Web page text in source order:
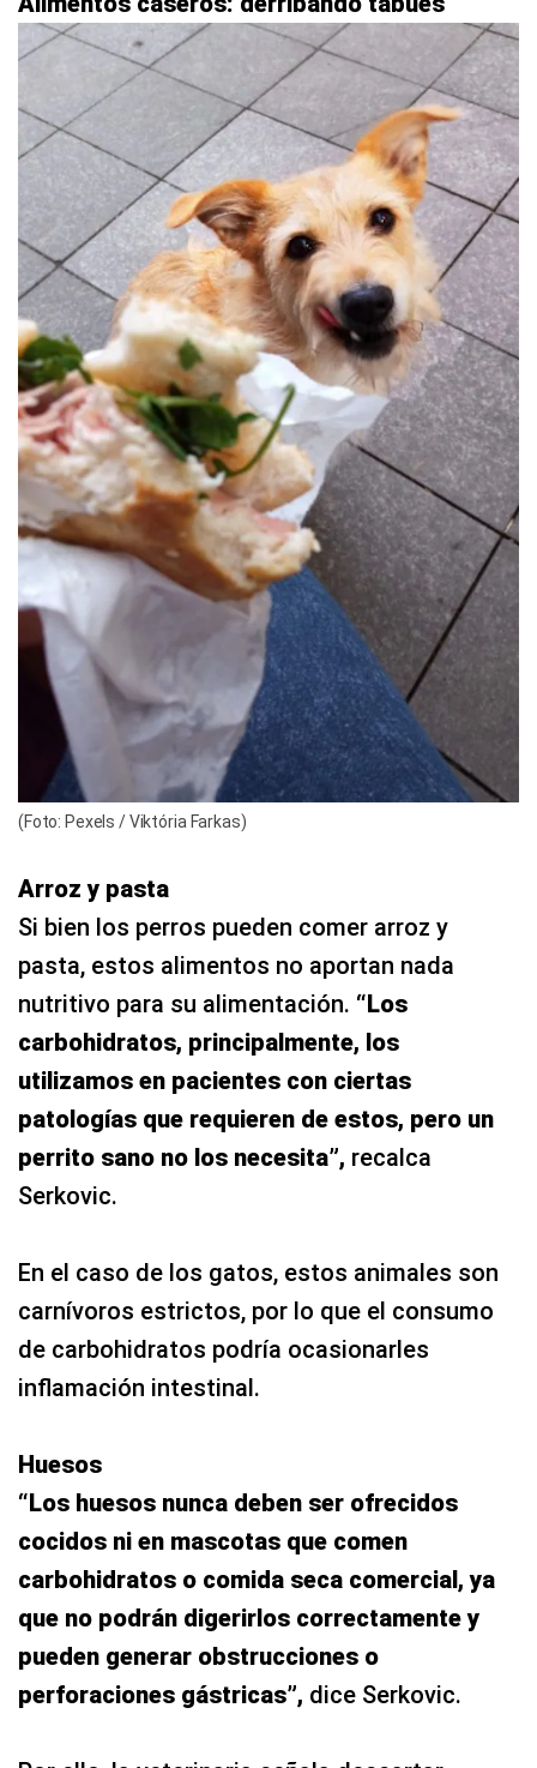
(Foto: Pexels / Viktória Farkas)
Arroz y pasta
Si bien los perros pueden comer arroz y
pasta, estos alimentos no aportan nada
nutritivo para su alimentación. “Los
carbohidratos, principalmente, los
utilizamos en pacientes con ciertas
patologías que requieren de estos, pero un
perrito sano no los necesita”, recalca
Serkovic.
En el caso de los gatos, estos animales son
carnívoros estrictos, por lo que el consumo
de carbohidratos podría ocasionarles
inflamación intestinal.
Huesos
“Los huesos nunca deben ser ofrecidos
cocidos ni en mascotas que comen
carbohidratos o comida seca comercial, ya
que no podrán digerirlos correctamente y
pueden generar obstrucciones o
perforaciones gástricas”, dice Serkovic.